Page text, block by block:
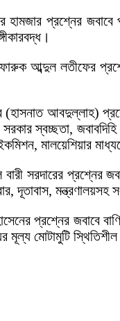
প্রশ্নের জবাবে
আব্দুল লতীফের
আবদুল্লাহ)
স্বচ্ছতা,
মালয়েশিয়ার
সরদারের প্রশ্নের
দূতাবাস, মন্ত্রণালয়সহ
প্রশ্নের জবাবে
মূল্য মোটামুটি